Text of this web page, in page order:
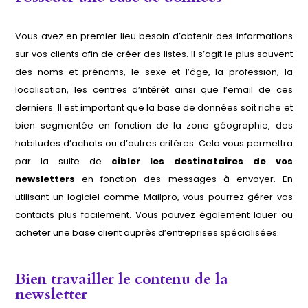
Vous avez en premier lieu besoin d’obtenir des informations
sur vos clients afin de créer des listes. Il s’agit le plus souvent
des noms et prénoms, le sexe et l’âge, la profession, la
localisation, les centres d’intérêt ainsi que l’email de ces
derniers. Il est important que la base de données soit riche et
bien segmentée en fonction de la zone géographie, des
habitudes d’achats ou d’autres critères. Cela vous permettra
par la suite de cibler les destinataires de vos
newsletters en fonction des messages à envoyer. En
utilisant un logiciel comme Mailpro, vous pourrez gérer vos
contacts plus facilement. Vous pouvez également louer ou
acheter une base client auprès d’entreprises spécialisées.
Bien travailler le contenu de la
newsletter